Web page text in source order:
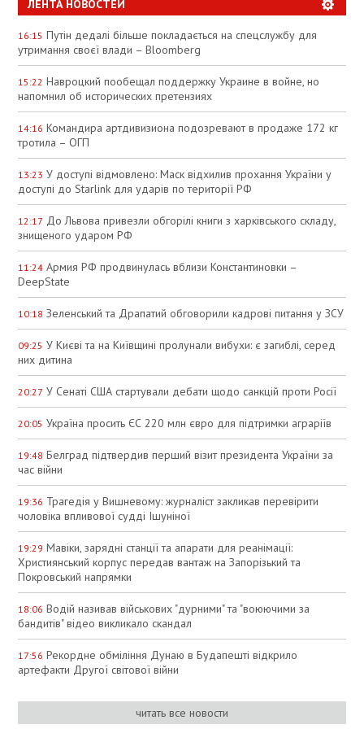
ЛЕНТА НОВОСТЕЙ
16:15 Путін дедалі більше покладається на спецслужбу для
утримання своєї влади – Bloomberg
15:22 Навроцкий пообещал поддержку Украине в войне, но
напомнил об исторических претензиях
14:16 Командира артдивизиона подозревают в продаже 172 кг
тротила – ОГП
13:23 У доступі відмовлено: Маск відхилив прохання України у
доступі до Starlink для ударів по території РФ
12:17 До Львова привезли обгорілі книги з харківського складу,
знищеного ударом РФ
11:24 Армия РФ продвинулась вблизи Константиновки –
DeepState
10:18 Зеленський та Драпатий обговорили кадрові питання у ЗСУ
09:25 У Києві та на Київщині пролунали вибухи: є загиблі, серед
них дитина
20:27 У Сенаті США стартували дебати щодо санкцій проти Росії
20:05 Україна просить ЄС 220 млн євро для підтримки аграріїв
19:48 Белград підтвердив перший візит президента України за
час війни
19:36 Трагедія у Вишневому: журналіст закликав перевірити
чоловіка впливової судді Ішуніної
19:29 Мавіки, зарядні станції та апарати для реанімації:
Християнський корпус передав вантаж на Запорізький та
Покровський напрямки
18:06 Водій називав військових "дурними" та "воюючими за
бандитів" відео викликало скандал
17:56 Рекордне обміління Дунаю в Будапешті відкрило
артефакти Другої світової війни
читать все новости